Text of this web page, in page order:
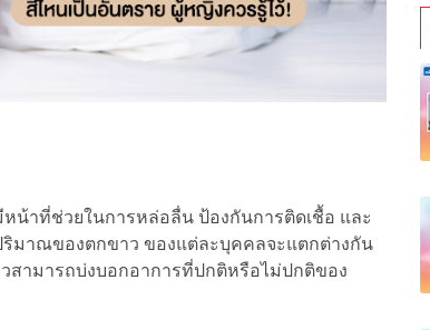
าที่ช่วยในการหล่อลื่น ป้องกันการติดเชื้อ และ
มาณของตกขาว ของแต่ละบุคคลจะแตกต่างกัน
ามารถบ่งบอกอาการที่ปกติหรือไม่ปกติของ